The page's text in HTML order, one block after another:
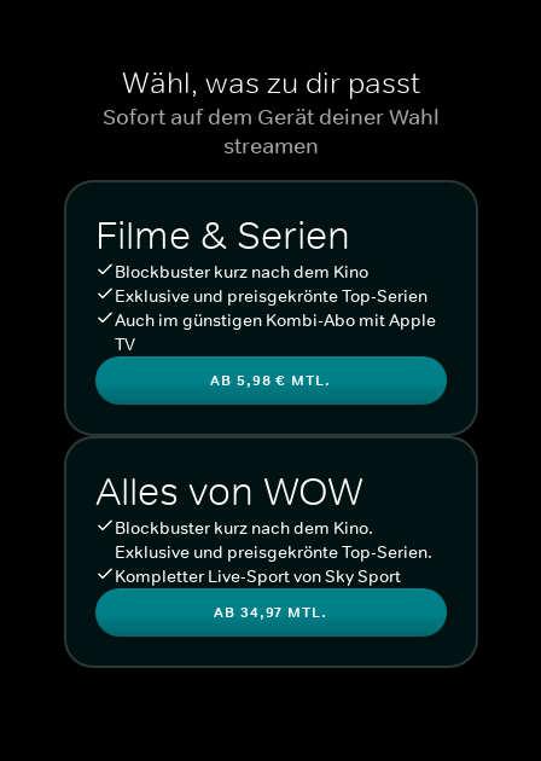
Wähl, was zu dir passt
Sofort auf dem Gerät deiner Wahl
streamen
Filme & Serien
Blockbuster kurz nach dem Kino
Exklusive und preisgekrönte Top-Serien
Auch im günstigen Kombi-Abo mit Apple
TV
AB 5,98 € MTL.
Alles von WOW
Blockbuster kurz nach dem Kino.
Exklusive und preisgekrönte Top-Serien.
Kompletter Live-Sport von Sky Sport
AB 34,97 MTL.